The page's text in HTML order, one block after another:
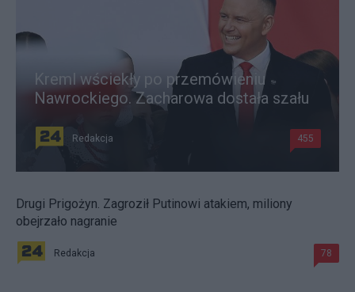
Kreml wściekły po przemówieniu
Nawrockiego. Zacharowa dostała szału
Redakcja 455
Drugi Prigożyn. Zagroził Putinowi atakiem, miliony
obejrzało nagranie
Redakcja 78